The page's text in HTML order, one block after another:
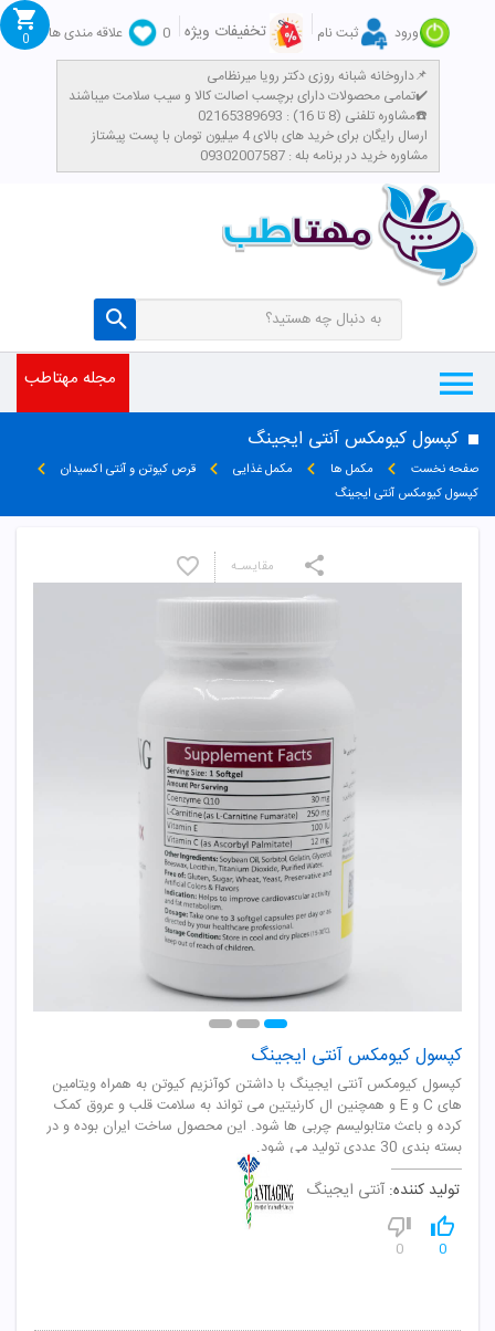
ورود ثبت نام تخفیفات ویژه 0
علاقه مندی ها
داروخانه شبانه روزی دکتر رویا میرنظامی📌
تمامی محصولات دارای برچسب اصالت کالا و سیب سلامت میباشند✔️
مشاوره تلفنی (8 تا 16) : 02165389693☎️
​ارسال رایگان برای خرید های بالای 4 میلیون تومان با پست پیشتاز
مشاوره خرید در برنامه بله : 09302007587
0
مجله مهتاطب
کپسول کیومکس آنتی ایجینگ
صفحه نخست مکمل ها مکمل غذایی
قرص کیوتن و آنتی اکسیدان
کپسول کیومکس آنتی ایجینگ
کپسول کیومکس آنتی ایجینگ
کپسول کیومکس آنتی ایجینگ با داشتن کوآنزیم کیوتن به همراه ویتامین
های C و E و همچنین ال کارنیتین می تواند به سلامت قلب و عروق کمک
کرده و باعث متابولیسم چربی ها شود. این محصول ساخت ایران بوده و در
بسته بندی 30 عددی تولید می شود.
تولید کننده: آنتی ایجینگ
0
0
مقایسـه